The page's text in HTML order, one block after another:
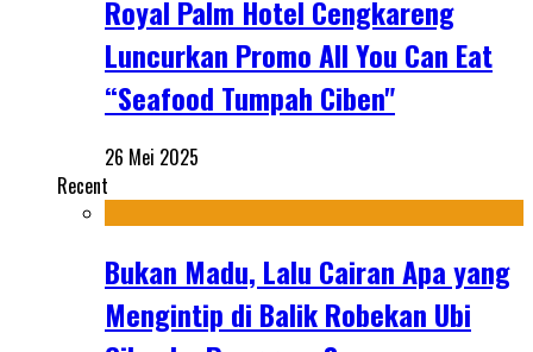
Royal Palm Hotel Cengkareng
Luncurkan Promo All You Can Eat
“Seafood Tumpah Ciben"
26 Mei 2025
Recent
Bukan Madu, Lalu Cairan Apa yang
Mengintip di Balik Robekan Ubi